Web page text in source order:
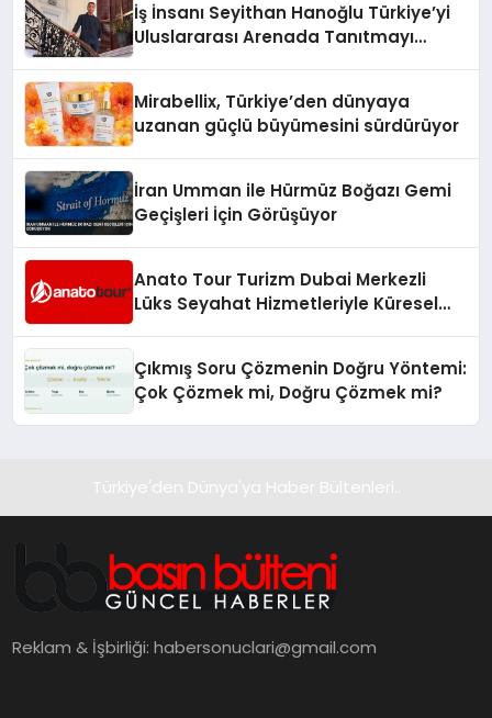
İş İnsanı Seyithan Hanoğlu Türkiye’yi
Uluslararası Arenada Tanıtmayı
Mirabellix, Türkiye’den dünyaya
uzanan güçlü büyümesini sürdürüyor
İran Umman ile Hürmüz Boğazı Gemi
Geçişleri İçin Görüşüyor
Anato Tour Turizm Dubai Merkezli
Lüks Seyahat Hizmetleriyle Küresel
Çıkmış Soru Çözmenin Doğru Yöntemi:
Çok Çözmek mi, Doğru Çözmek mi?
Türkiye'den Dünya'ya Haber Bültenleri..
Reklam & İşbirliği:habersonuclari@gmail.com